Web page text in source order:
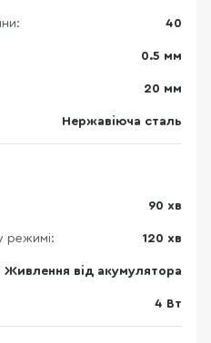
40
0.5 мм
20 мм
Нержавіюча сталь
90 хв
режимі: 120 хв
Живлення від акумулятора
4 Вт